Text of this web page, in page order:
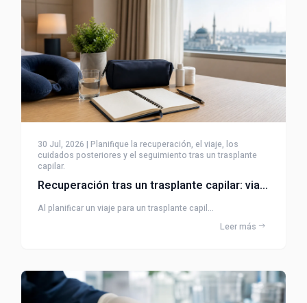
30 Jul, 2026 | Planifique la recuperación, el viaje, los
cuidados posteriores y el seguimiento tras un trasplante
capilar.
Recuperación tras un trasplante capilar: viaje y cuidados posteriores
Al planificar un viaje para un trasplante capil...
Leer más